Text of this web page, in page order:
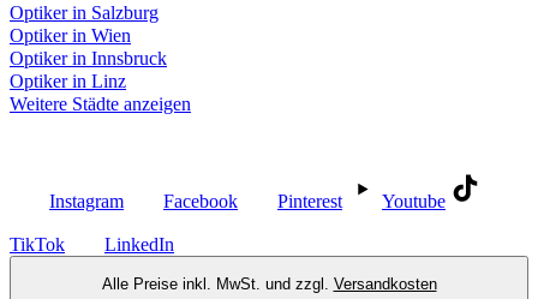
Optiker in Salzburg
Optiker in Wien
Optiker in Innsbruck
Optiker in Linz
Weitere Städte anzeigen
Instagram Facebook Pinterest Youtube
TikTok LinkedIn
Alle Preise inkl. MwSt. und zzgl. Versandkosten